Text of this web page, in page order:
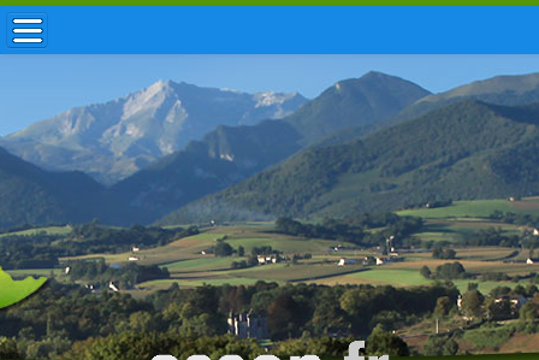
ACCUEIL / INFOS
MUNICIPALITÉ
VIE LOCALE
ENFANCE
TOURISME
HISTOIRE